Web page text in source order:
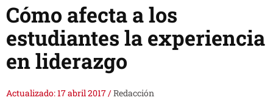
Cómo afecta a los
estudiantes la experiencia
en liderazgo
Actualizado: 17 abril 2017/Redacción